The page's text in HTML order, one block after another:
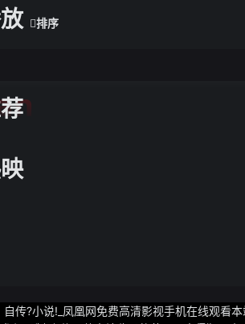
排序
自传?小说!_凤凰网免费高清影视手机在线观